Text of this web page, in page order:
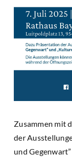
Zusammen mit
der
und